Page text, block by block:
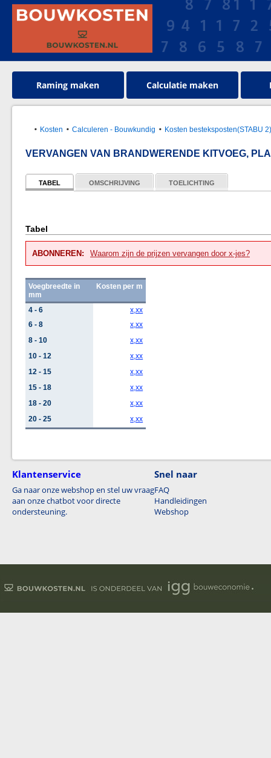
Raming maken Calculatie maken
Kosten Calculeren - Bouwkundig Kosten besteksposten(STABU
VERVANGEN VAN BRANDWERENDE KITVOEG,
TABEL OMSCHRIJVING TOELICHTING
Tabel
ABONNEREN: Waarom zijn de prijzen vervangen door x-jes?
Voegbreedte in
mm
Kosten per m
4 - 6
x,xx
6 - 8
x,xx
8 - 10
x,xx
10 - 12
x,xx
12 - 15
x,xx
15 - 18
x,xx
18 - 20
x,xx
20 - 25
x,xx
Klantenservice
Ga naar onze webshop en stel uw vraag
aan onze chatbot voor directe
ondersteuning.
Snel naar
FAQ
Handleidingen
Webshop